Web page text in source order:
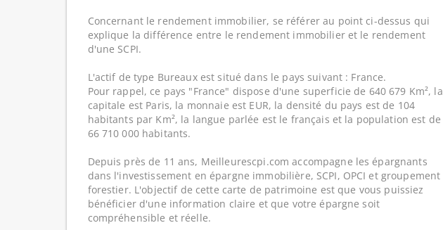
Concernant le rendement immobilier, se référer au point ci-dessus qui
explique la différence entre le rendement immobilier et le rendement
d'une SCPI.
L'actif de type Bureaux est situé dans le pays suivant : France.
Pour rappel, ce pays "France" dispose d'une superficie de 640 679 Km², la
capitale est Paris, la monnaie est EUR, la densité du pays est de 104
habitants par Km², la langue parlée est le français et la population est de
66 710 000 habitants.
Depuis près de 11 ans, Meilleurescpi.com accompagne les épargnants
dans l'investissement en épargne immobilière, SCPI, OPCI et groupement
forestier. L'objectif de cette carte de patrimoine est que vous puissiez
bénéficier d'une information claire et que votre épargne soit
compréhensible et réelle.